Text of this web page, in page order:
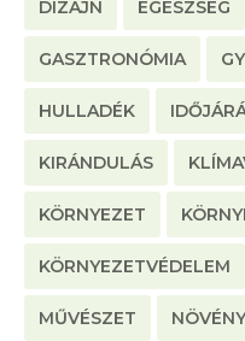
DIZÁJN EGÉSZSÉG
GASZTRONÓMIA
HULLADÉK
KIRÁNDULÁS
KÖRNYEZET
KÖRNYEZETVÉDELEM
MŰVÉSZET NÖVÉNY